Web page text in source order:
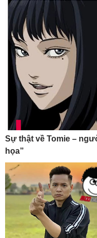
Sự thật về Tomie –
họa”